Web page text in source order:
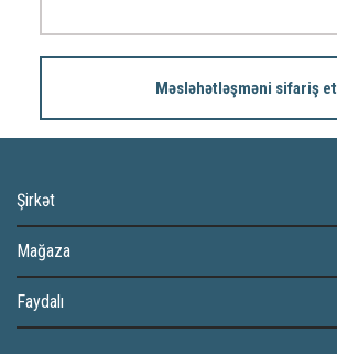
Məsləhətləşməni sifariş et
Şirkət
Mağaza
Faydalı